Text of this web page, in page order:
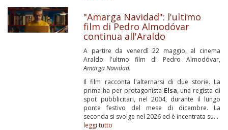
"Amarga Navidad": l'ultimo
film di Pedro Almodóvar
continua all'Araldo
A partire da venerdì 22 maggio, al cinema
Araldo l'ultmo film di Pedro Almodóvar,
Amarga Navidad.
Il film racconta l'alternarsi di due storie. La
prima ha per protagonista Elsa, una regista di
spot pubblicitari, nel 2004, durante il lungo
ponte festivo del mese di dicembre. La
seconda si svolge nel 2026 ed è incentrata su...
leggi tutto